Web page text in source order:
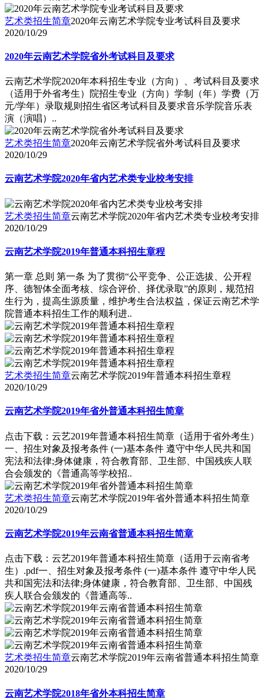
艺术类招生简章2020年云南艺术学院专业考试科目及要求
2020/10/29
2020年云南艺术学院省外考试科目及要求
云南艺术学院2020年本科招生专业（方向）、考试科目及要求
（适用于外省考生）院招生专业（方向）学制（年）学费（万
元/学年）录取规则招生省区考试科目及要求音乐学院音乐表
演（演唱）..
艺术类招生简章2020年云南艺术学院省外考试科目及要求
2020/10/29
云南艺术学院2020年省内艺术类专业校考安排
艺术类招生简章云南艺术学院2020年省内艺术类专业校考安排
2020/10/29
云南艺术学院2019年普通本科招生章程
第一章 总则 第一条 为了贯彻“公平竞争、公正选拔、公开程
序、德智体全面考核、综合评价、择优录取”的原则，规范招
生行为，提高生源质量，维护考生合法权益，保证云南艺术学
院普通本科招生工作的顺利进..
艺术类招生简章云南艺术学院2019年普通本科招生章程
2020/10/29
云南艺术学院2019年省外普通本科招生简章
点击下载：云艺2019年普通本科招生简章（适用于省外考生）
一、招生对象及报考条件 (一)基本条件 遵守中华人民共和国
宪法和法律;身体健康，符合教育部、卫生部、中国残疾人联
合会颁发的《普通高等学校招..
艺术类招生简章云南艺术学院2019年省外普通本科招生简章
2020/10/29
云南艺术学院2019年云南省普通本科招生简章
点击下载：云艺2019年普通本科招生简章（适用于云南省考
生）.pdf一、招生对象及报考条件 (一)基本条件 遵守中华人民
共和国宪法和法律;身体健康，符合教育部、卫生部、中国残
疾人联合会颁发的《普通高等..
艺术类招生简章云南艺术学院2019年云南省普通本科招生简章
2020/10/29
云南艺术学院2018年省外本科招生简章